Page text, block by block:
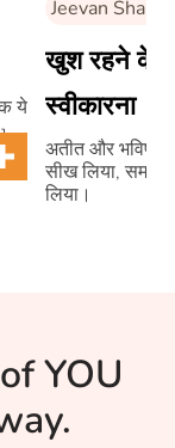
ये
Jeevan Shaily
खुश रहने के
स्वीकारना
अतीत और भविष्य
सीख लिया,
लिया।
YOU